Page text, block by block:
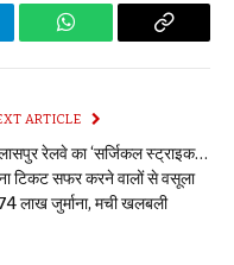
WhatsApp Copy
ARTICLE
रेलवे का ‘सर्जिकल स्ट्राइक…
टिकट सफर करने वालों से वसूला
लाख जुर्माना, मची खलबली